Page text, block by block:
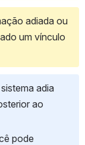
adiada ou
um vínculo
adia
ao
pode